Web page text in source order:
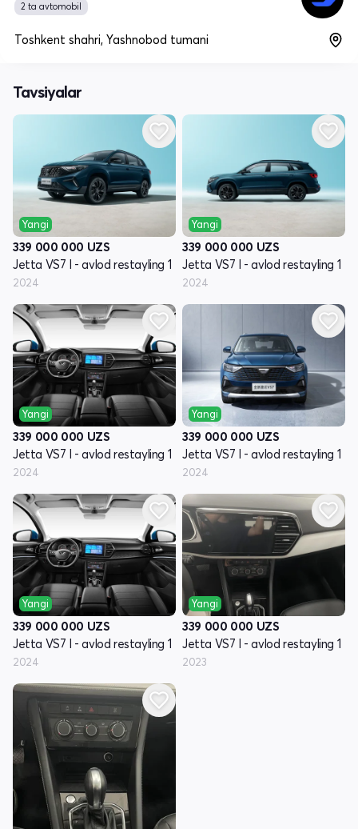
2 ta avtomobil
Toshkent shahri, Yashnobod tumani
Tavsiyalar
Yangi
339 000 000 UZS
Jetta VS7 I - avlod restayling 1
2024
Yangi
339 000 000 UZS
Jetta VS7 I - avlod restayling 1
2024
Yangi
339 000 000 UZS
Jetta VS7 I - avlod restayling 1
2024
Yangi
339 000 000 UZS
Jetta VS7 I - avlod restayling 1
2024
Yangi
339 000 000 UZS
Jetta VS7 I - avlod restayling 1
2024
Yangi
339 000 000 UZS
Jetta VS7 I - avlod restayling 1
2023